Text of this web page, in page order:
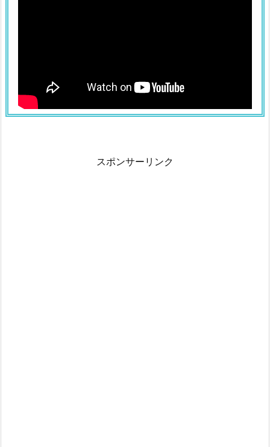
スポンサーリンク